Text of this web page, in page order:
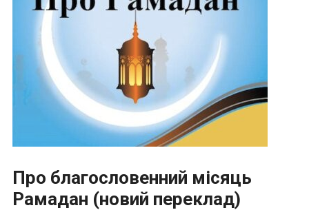
Про благословенний місяць
Рамадан (новий переклад)